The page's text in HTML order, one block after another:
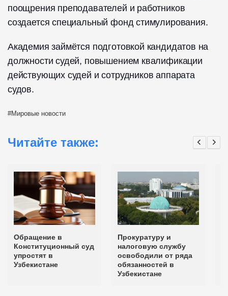
поощрения преподавателей и работников
создается специальный фонд стимулирования.
Академия займётся подготовкой кандидатов на
должности судей, повышением квалификации
действующих судей и сотрудников аппарата
судов.
Мировые новости
Читайте также:
Обращение в
Конституционный суд
упростят в
Узбекистане
Прокуратуру и
налоговую службу
освободили от ряда
обязанностей в
Узбекистане